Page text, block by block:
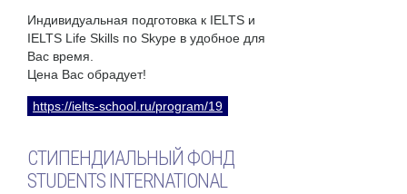
Индивидуальная подготовка к IELTS и
IELTS Life Skills по Skype в удобное для
Вас время.
Цена Вас обрадует!
https://ielts-school.ru/program/19
СТИПЕНДИАЛЬНЫЙ ФОНД
STUDENTS INTERNATIONAL